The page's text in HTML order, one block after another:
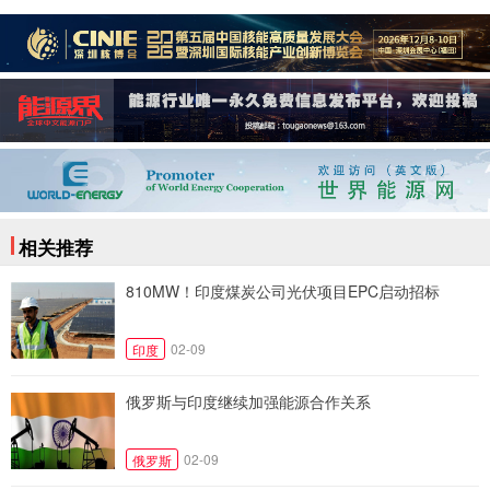
相关推荐
810MW！印度煤炭公司光伏项目EPC启动招标
印度 02-09
俄罗斯与印度继续加强能源合作关系
俄罗斯 02-09